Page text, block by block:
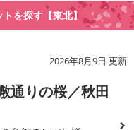
を探す【東北】
2026年8月9日 更新
通りの桜／秋田